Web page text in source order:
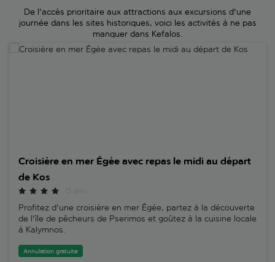
De l'accès prioritaire aux attractions aux excursions d'une
journée dans les sites historiques, voici les activités à ne pas
manquer dans Kefalos.
Croisière en mer Égée avec repas le midi au départ de Kos
Croisière en mer Égée avec repas le midi au départ
de Kos
Profitez d'une croisière en mer Égée, partez à la découverte
de l'île de pêcheurs de Pserimos et goûtez à la cuisine locale
à Kalymnos.
Annulation gratuite